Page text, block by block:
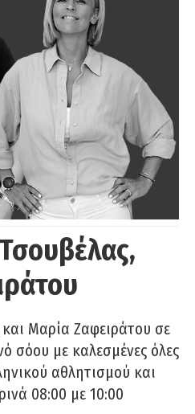
Μαρία Ζαφειράτου σε
σόου με καλεσμένες όλες
αθλητισμού και
08:00 με 10:00